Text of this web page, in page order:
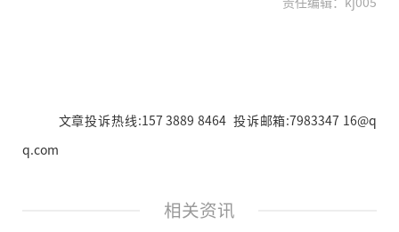
文章投诉热线:157 3889 8464 投诉邮箱:7983347 16@q
q.com
相关资讯